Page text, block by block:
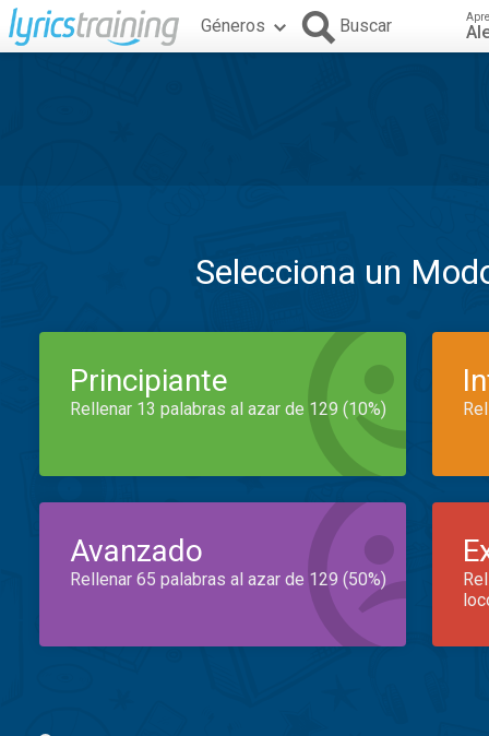
Géneros Buscar
Selecciona un
Principiante
Rellenar 13 palabras al azar de 129 (10%)
Avanzado
Rellenar 65 palabras al azar de 129 (50%)